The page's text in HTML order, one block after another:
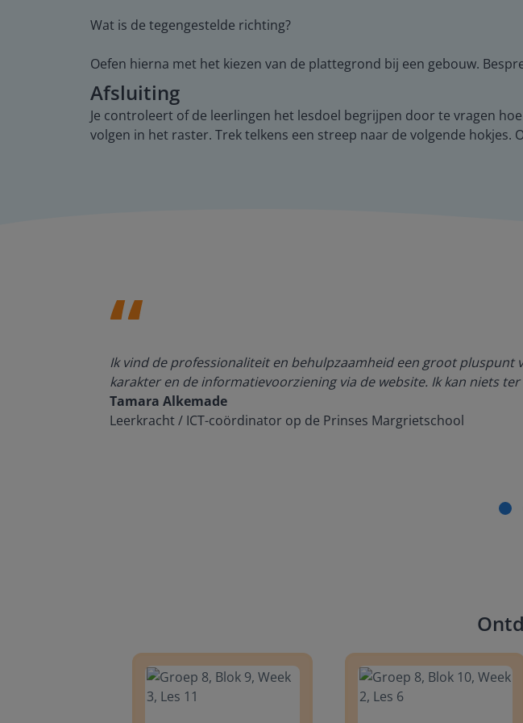
Wat is de tegengestelde richting?
Oefen hierna met het kiezen van de plattegrond bij een gebouw.
Afsluiting
Je controleert of de leerlingen het lesdoel begrijpen door te vragen
volgen in het raster. Trek telkens een streep naar de volgende hokjes.
Ik vind de professionaliteit en behulpzaamheid een groot
karakter en de informatievoorziening via de website. Ik kan niets
Tamara Alkemade
Leerkracht / ICT-coördinator op de Prinses Margrietschool